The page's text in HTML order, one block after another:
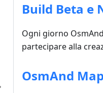
Build Beta e
Ogni giorno
partecipare alla
OsmAnd